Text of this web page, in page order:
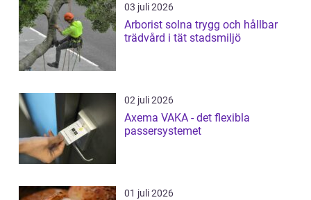
03 juli 2026
Arborist solna trygg och hållbar
trädvård i tät stadsmiljö
02 juli 2026
Axema VAKA - det flexibla
passersystemet
01 juli 2026